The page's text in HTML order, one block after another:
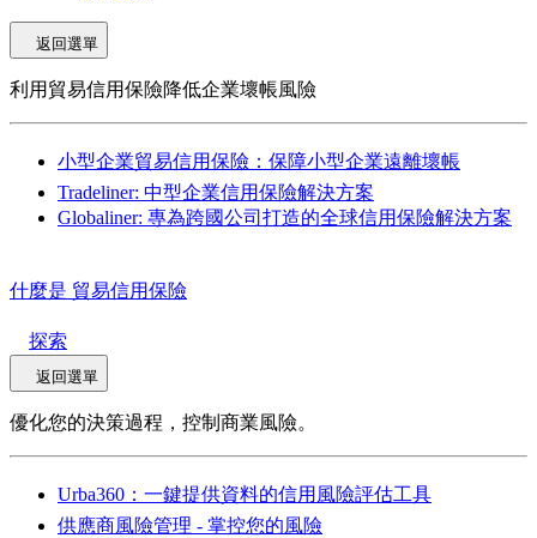
返回選單
利用貿易信用保險降低企業壞帳風險
小型企業貿易信用保險：保障小型企業遠離壞帳
Tradeliner: 中型企業信用保險解決方案
Globaliner: 專為跨國公司打造的全球信用保險解決方案
什麼是 貿易信用保險
探索
返回選單
優化您的決策過程，控制商業風險。
Urba360：一鍵提供資料的信用風險評估工具
供應商風險管理 - 掌控您的風險